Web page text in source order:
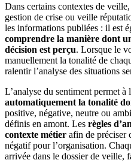
Dans certains contextes de
gestion de crise ou veille
les informations publiées : il est
comprendre la manière dont
décision est perçu. Lorsque le
manuellement la tonalité de
ralentir l’analyse des situations
L’analyse du sentiment permet
automatiquement la tonalité
positive, négative, neutre ou
définis en amont. Les règles
contexte métier afin de préciser
négatif pour l’organisation.
arrivée dans le dossier de veille,